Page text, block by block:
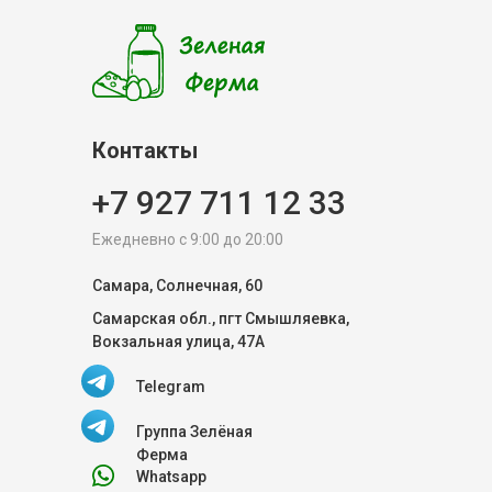
Контакты
Ежедневно с 9:00 до 20:00
Самарская обл., пгт Смышляевка,
Вокзальная улица, 47А
Самара, Солнечная, 60
Telegram
Группа Зелёная
Ферма
Whatsapp
+7 927 711 12 33